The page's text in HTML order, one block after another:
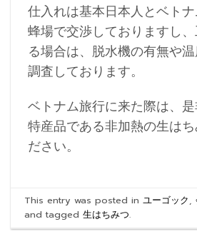
仕入れは基本日本人とベト
蜂場で交渉しておりますし
る場合は、脱水機の有無や
調査しております。
ベトナム旅行に来た際は、
特産品である非加熱の生は
ださい。
This entry was posted inユーゴック,
and tagged生はちみつ.